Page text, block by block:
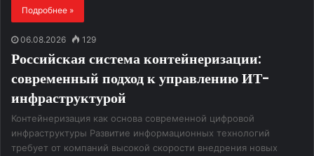
Подробнее »
06.08.2026 129
Российская система контейнеризации:
современный подход к управлению ИТ-
инфраструктурой
Контейнеризация как основа современной цифровой
инфраструктуры Развитие информационных технологий
требует от компаний высокой скорости внедрения новых